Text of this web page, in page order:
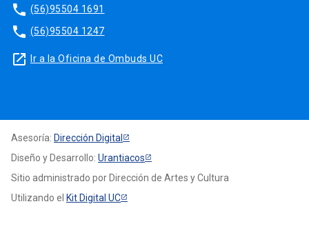
phone (56)95504 1691
phone (56)95504 1247
launch Ir a la Oficina de Ombuds UC
Asesoría: Dirección Digital
Diseño y Desarrollo: Urantiacos
Sitio administrado por Dirección de Artes y Cultura
Utilizando el Kit Digital UC